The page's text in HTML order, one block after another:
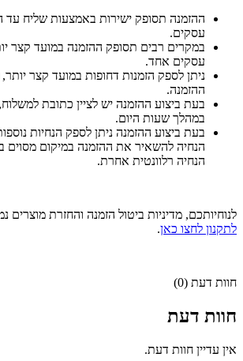
עסקים.
במקרים רבים תסופק ההזמנה במועד קצר
עסקים אחד.
ניתן לספק הזמנות דחופות במועד קצר
ההזמנה.
בעת ביצוע ההזמנה יש לציין כתובת
במהלך שעות היום.
בעת ביצוע ההזמנה ניתן לספק הנחיות
הנחיה להשאיר את ההזמנה במיקום מסוים
הנחיה רלוונטית אחרת.
לנוחיותכם, מדיניות ביטול הזמנה והחזרת
לתקנון לחצו כאן.
חוות דעת (0)
חוות דעת
אין עדיין חוות דעת.